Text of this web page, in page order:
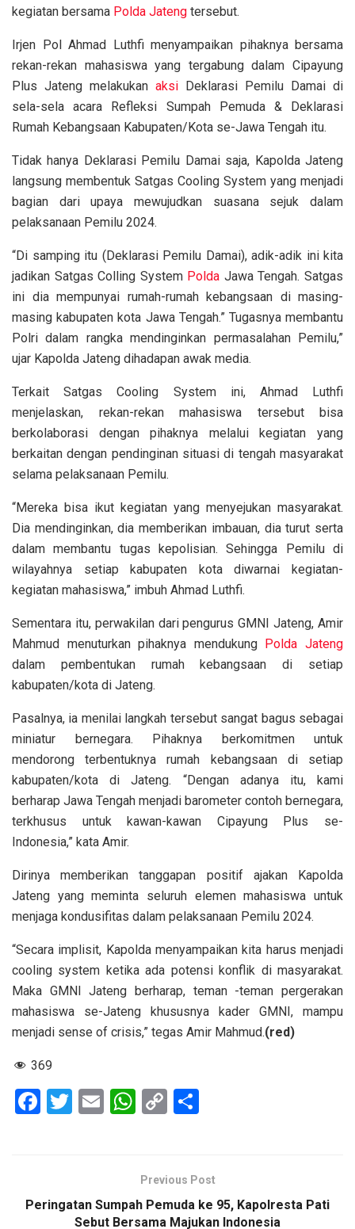
kegiatan bersama Polda Jateng tersebut.
Irjen Pol Ahmad Luthfi menyampaikan pihaknya bersama
rekan-rekan mahasiswa yang tergabung dalam Cipayung
Plus Jateng melakukan aksi Deklarasi Pemilu Damai di
sela-sela acara Refleksi Sumpah Pemuda & Deklarasi
Rumah Kebangsaan Kabupaten/Kota se-Jawa Tengah itu.
Tidak hanya Deklarasi Pemilu Damai saja, Kapolda Jateng
langsung membentuk Satgas Cooling System yang menjadi
bagian dari upaya mewujudkan suasana sejuk dalam
pelaksanaan Pemilu 2024.
“Di samping itu (Deklarasi Pemilu Damai), adik-adik ini kita
jadikan Satgas Colling System Polda Jawa Tengah. Satgas
ini dia mempunyai rumah-rumah kebangsaan di masing-
masing kabupaten kota Jawa Tengah.” Tugasnya membantu
Polri dalam rangka mendinginkan permasalahan Pemilu,”
ujar Kapolda Jateng dihadapan awak media.
Terkait Satgas Cooling System ini, Ahmad Luthfi
menjelaskan, rekan-rekan mahasiswa tersebut bisa
berkolaborasi dengan pihaknya melalui kegiatan yang
berkaitan dengan pendinginan situasi di tengah masyarakat
selama pelaksanaan Pemilu.
“Mereka bisa ikut kegiatan yang menyejukan masyarakat.
Dia mendinginkan, dia memberikan imbauan, dia turut serta
dalam membantu tugas kepolisian. Sehingga Pemilu di
wilayahnya setiap kabupaten kota diwarnai kegiatan-
kegiatan mahasiswa,” imbuh Ahmad Luthfi.
Sementara itu, perwakilan dari pengurus GMNI Jateng, Amir
Mahmud menuturkan pihaknya mendukung Polda Jateng
dalam pembentukan rumah kebangsaan di setiap
kabupaten/kota di Jateng.
Pasalnya, ia menilai langkah tersebut sangat bagus sebagai
miniatur bernegara. Pihaknya berkomitmen untuk
mendorong terbentuknya rumah kebangsaan di setiap
kabupaten/kota di Jateng. “Dengan adanya itu, kami
berharap Jawa Tengah menjadi barometer contoh bernegara,
terkhusus untuk kawan-kawan Cipayung Plus se-
Indonesia,” kata Amir.
Dirinya memberikan tanggapan positif ajakan Kapolda
Jateng yang meminta seluruh elemen mahasiswa untuk
menjaga kondusifitas dalam pelaksanaan Pemilu 2024.
“Secara implisit, Kapolda menyampaikan kita harus menjadi
cooling system ketika ada potensi konflik di masyarakat.
Maka GMNI Jateng berharap, teman -teman pergerakan
mahasiswa se-Jateng khususnya kader GMNI, mampu
menjadi sense of crisis,” tegas Amir Mahmud.(red)
369
F
o
T
E
W
s
A
C
Li
n
e
Previous Post
Peringatan Sumpah Pemuda ke 95, Kapolresta Pati
Sebut Bersama Majukan Indonesia